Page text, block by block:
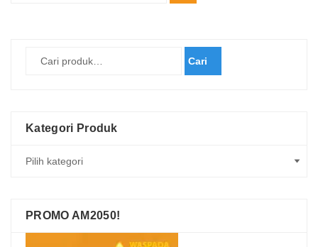
Cari
Kategori Produk
PROMO AM2050!